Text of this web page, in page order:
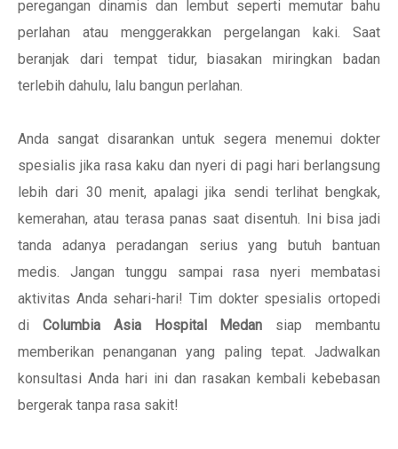
peregangan dinamis dan lembut seperti memutar bahu
perlahan atau menggerakkan pergelangan kaki. Saat
beranjak dari tempat tidur, biasakan miringkan badan
terlebih dahulu, lalu bangun perlahan.
Anda sangat disarankan untuk segera menemui dokter
spesialis jika rasa kaku dan nyeri di pagi hari berlangsung
lebih dari 30 menit, apalagi jika sendi terlihat bengkak,
kemerahan, atau terasa panas saat disentuh. Ini bisa jadi
tanda adanya peradangan serius yang butuh bantuan
medis. Jangan tunggu sampai rasa nyeri membatasi
aktivitas Anda sehari-hari! Tim dokter spesialis ortopedi
di Columbia Asia Hospital Medan siap membantu
memberikan penanganan yang paling tepat. Jadwalkan
konsultasi Anda hari ini dan rasakan kembali kebebasan
bergerak tanpa rasa sakit!